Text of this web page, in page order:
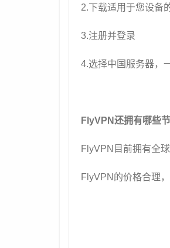
2.下载适用于您设备
3.注册并登录
4.选择中国服务器，
FlyVPN还拥有哪些节
FlyVPN目前拥有全
FlyVPN的价格合理